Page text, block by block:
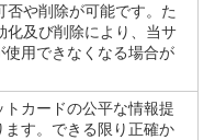
否や削除が可能です。た
化及び削除により、当サ
使用できなくなる場合が
カードの公平な情報提
す。できる限り正確か